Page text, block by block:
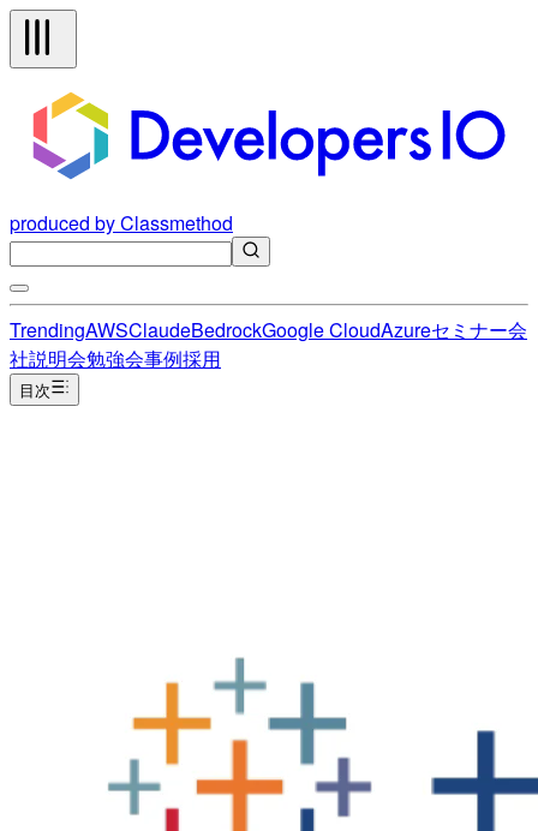
produced by Classmethod
TrendingAWSClaudeBedrockGoogle CloudAzureセミナー会
社説明会勉強会事例採用
目次